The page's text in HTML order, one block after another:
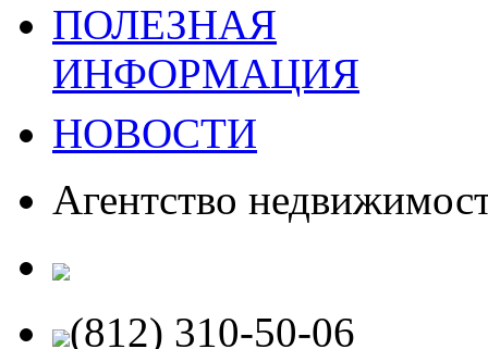
ПОЛЕЗНАЯ
ИНФОРМАЦИЯ
НОВОСТИ
Агентство
(812) 310-50-06